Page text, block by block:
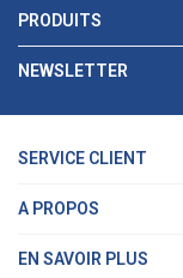
PRODUITS
NEWSLETTER
SERVICE CLIENT
A PROPOS
EN SAVOIR PLUS